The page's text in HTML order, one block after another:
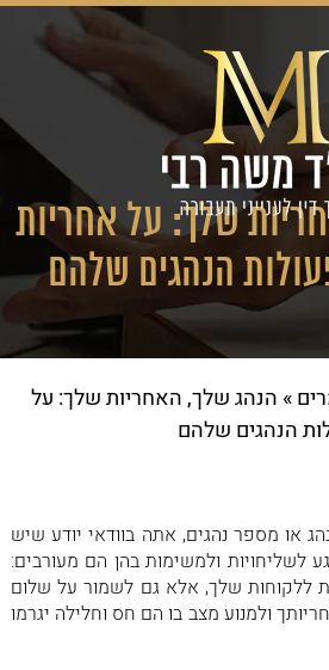
שלך: על אחריות
הנהגים שלהם
» הנהג שלך, האחריות שלך: על
הנהגים שלהם
או מספר נהגים, אתה בוודאי יודע שיש
לשליחויות ולמשימות בהן הם מעורבים:
ללקוחות שלך, אלא גם לשמור על שלום
ולמנוע מצב בו הם חס וחלילה יגרמו